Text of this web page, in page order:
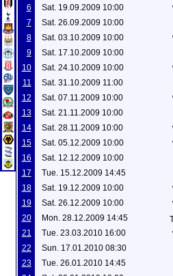
6
Sat. 19.09.2009 10:00
7
Sat. 26.09.2009 10:00
8
Sat. 03.10.2009 10:00
9
Sat. 17.10.2009 10:00
10
Sat. 24.10.2009 10:00
11
Sat. 31.10.2009 11:00
12
Sat. 07.11.2009 10:00
13
Sat. 21.11.2009 10:00
14
Sat. 28.11.2009 10:00
15
Sat. 05.12.2009 10:00
16
Sat. 12.12.2009 10:00
17
Tue. 15.12.2009 14:45
18
Sat. 19.12.2009 10:00
19
Sat. 26.12.2009 10:00
20
Mon. 28.12.2009 14:45
21
Tue. 23.03.2010 16:00
22
Sun. 17.01.2010 08:30
23
Tue. 26.01.2010 14:45